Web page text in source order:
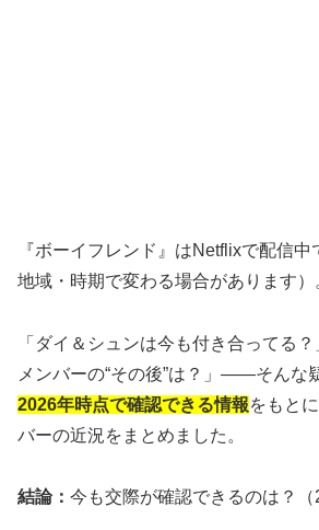
『ボーイフレンド』はNetflixで配信
地域・時期で変わる場合があります）
「ダイ＆シュンは今も付き合ってる
メンバーの“その後”は？」——そんな
2026年時点で確認できる情報をもと
バーの近況をまとめました。
結論： 今も交際が確認できるのは？（